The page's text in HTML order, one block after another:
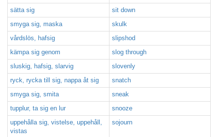
sätta sig
sit down
smyga sig, maska
skulk
vårdslös, hafsig
slipshod
kämpa sig genom
slog through
sluskig, hafsig, slarvig
slovenly
ryck, rycka till sig, nappa åt sig
snatch
smyga sig, smita
sneak
tupplur, ta sig en lur
snooze
uppehålla sig, vistelse, uppehåll,
vistas
sojourn